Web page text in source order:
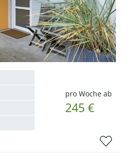
pro Woche ab
245 €